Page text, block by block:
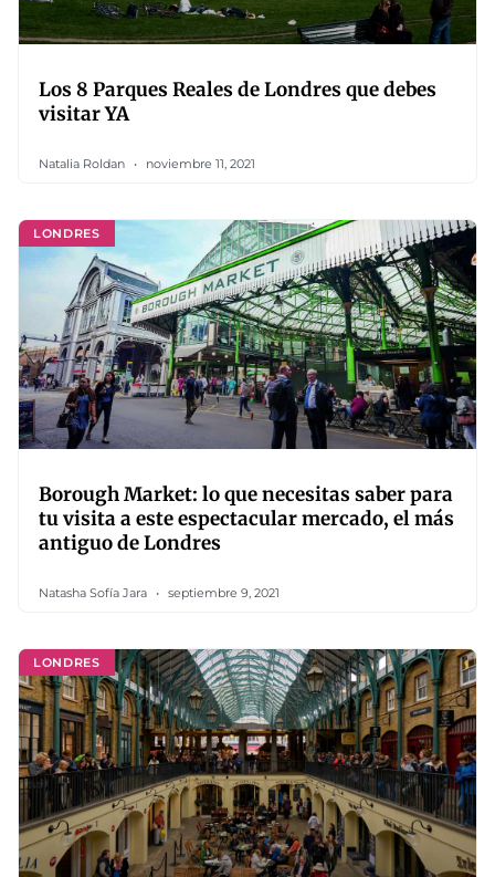
Los 8 Parques Reales de Londres que debes
visitar YA
Natalia Roldan noviembre 11, 2021
LONDRES
Borough Market: lo que necesitas saber para
tu visita a este espectacular mercado, el más
antiguo de Londres
Natasha Sofía Jara septiembre 9, 2021
LONDRES